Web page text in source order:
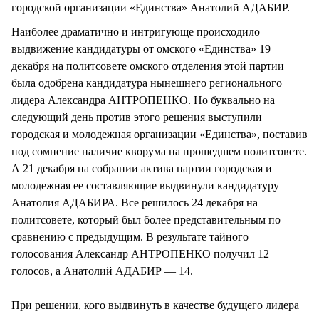
городской организации «Единства» Анатолий АДАБИР.
Наиболее драматично и интригующе происходило
выдвижение кандидатуры от омского «Единства» 19
декабря на политсовете омского отделения этой партии
была одобрена кандидатура нынешнего регионального
лидера Александра АНТРОПЕНКО. Но буквально на
следующий день против этого решения выступили
городская и молодежная организации «Единства», поставив
под сомнение наличие кворума на прошедшем политсовете.
А 21 декабря на собрании актива партии городская и
молодежная ее составляющие выдвинули кандидатуру
Анатолия АДАБИРА. Все решилось 24 декабря на
политсовете, который был более представительным по
сравнению с предыдущим. В результате тайного
голосования Александр АНТРОПЕНКО получил 12
голосов, а Анатолий АДАБИР — 14.
При решении, кого выдвинуть в качестве будущего лидера